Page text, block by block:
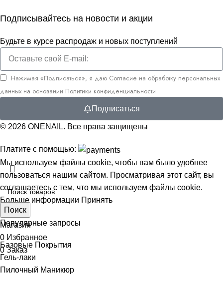
Подписывайтесь на новости и акции
Будьте в курсе распродаж и новых поступлений
Нажимая «Подписаться», я даю Согласие на обработку персональных
данных на основании Политики конфиденциальности
Подписаться
© 2026 ONENAIL. Все права защищены
Платите с помощью:
Поиск
Популярные запросы
Базовые Покрытия
Гель-лаки
Пилочный Маникюр
Мы используем файлы cookie, чтобы вам было удобнее
пользоваться нашим сайтом. Просматривая этот сайт, вы
соглашаетесь с тем, что мы используем файлы cookie.
Больше информации Принять
Главная
Магазин
0 Избранное
0Заказ